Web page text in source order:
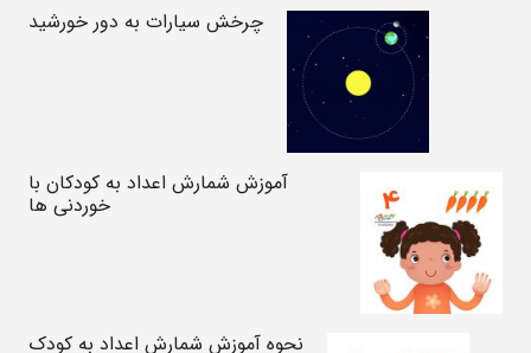
چرخش سیارات به دور خورشید
آموزش شمارش اعداد به کودکان با
خوردنی ها
نحوه آموزش شمارش اعداد به کودک